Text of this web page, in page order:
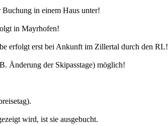
in einem Haus unter!
in Mayrhofen!
erfolgt erst bei Ankunft im Zillertal durch den RL!
Änderung der Skipasstage) möglich!
wird, ist sie ausgebucht.